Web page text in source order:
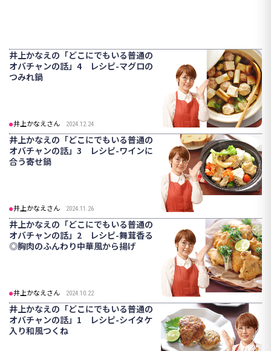
井上かなえの「どこにでもいる普通の
オバチャンの話」4 レシピ-マグロの
つみれ鍋
井上かなえさん 2024.12.24
井上かなえの「どこにでもいる普通の
オバチャンの話」3 レシピ-ワインに
合う寄せ鍋
井上かなえさん 2024.11.26
井上かなえの「どこにでもいる普通の
オバチャンの話」2 レシピ-舞茸香る
◎胸肉のふんわり中華風から揚げ
井上かなえさん 2024.10.22
井上かなえの「どこにでもいる普通の
オバチャンの話」1 レシピ-シイタケ
入り和風つくね